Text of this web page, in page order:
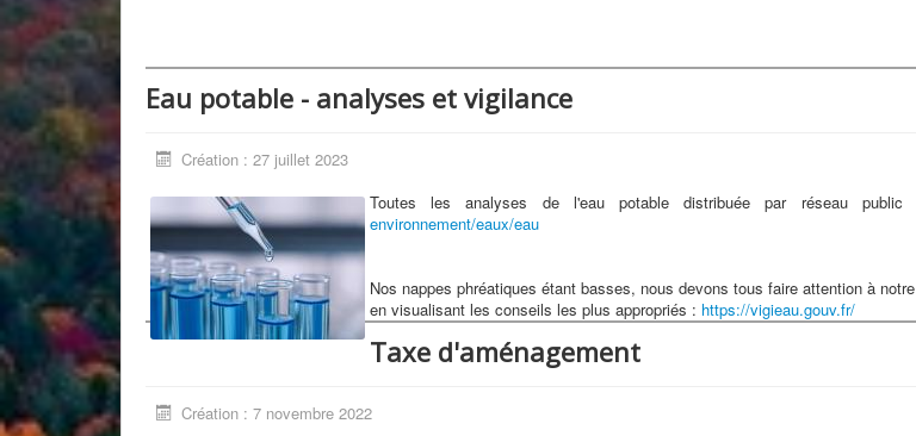
Eau potable - analyses et vigilance
Création : 27 juillet 2023
Toutes les analyses de l'eau potable distribuée par réseau
environnement/eaux/eau
Nos nappes phréatiques étant basses, nous devons tous faire attention à
en visualisant les conseils les plus appropriés : https://vigieau.gouv.fr/
Taxe d'aménagement
Création : 7 novembre 2022